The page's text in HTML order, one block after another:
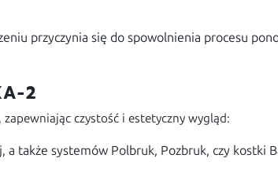
przyczynia się do spowolnienia procesu
2
czystość i estetyczny wygląd:
także systemów Polbruk, Pozbruk, czy kostki